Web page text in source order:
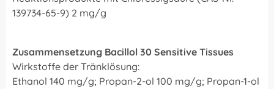
139734-65-9) 2 mg/g
Zusammensetzung Bacillol 30 Sensitive Tissues
Wirkstoffe der Tränklösung:
Ethanol 140 mg/g; Propan-2-ol 100 mg/g; Propan-1-ol